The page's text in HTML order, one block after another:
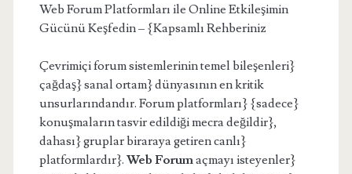
Web Forum Platformları ile Online Etkileşimin
Gücünü Keşfedin – {Kapsamlı Rehberiniz
Çevrimiçi forum sistemlerinin temel bileşenleri}
çağdaş} sanal ortam} dünyasının en kritik
unsurlarındandır. Forum platformları} {sadece}
konuşmaların tasvir edildiği mecra değildir},
dahası} gruplar biraraya getiren canlı}
platformlardır}. Web Forumaçmayı isteyenler}